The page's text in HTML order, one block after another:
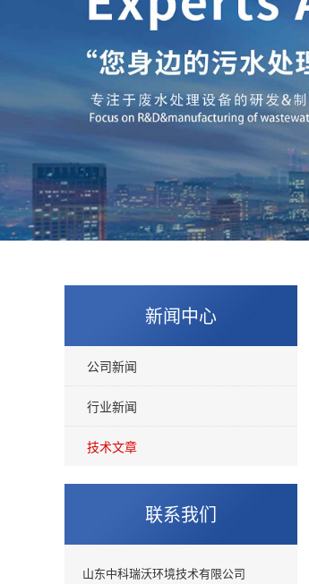
新闻中心
公司新闻
行业新闻
技术文章
联系我们
山东中科瑞沃环境技术有限公司